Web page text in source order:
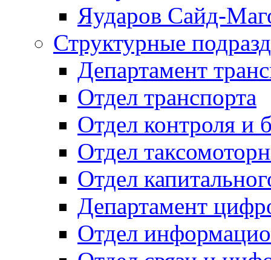
Яударов Сайд-
Структурные
Департамент
Отдел транспорта
Отдел контроля и
Отдел
Отдел
Департамент
Отдел